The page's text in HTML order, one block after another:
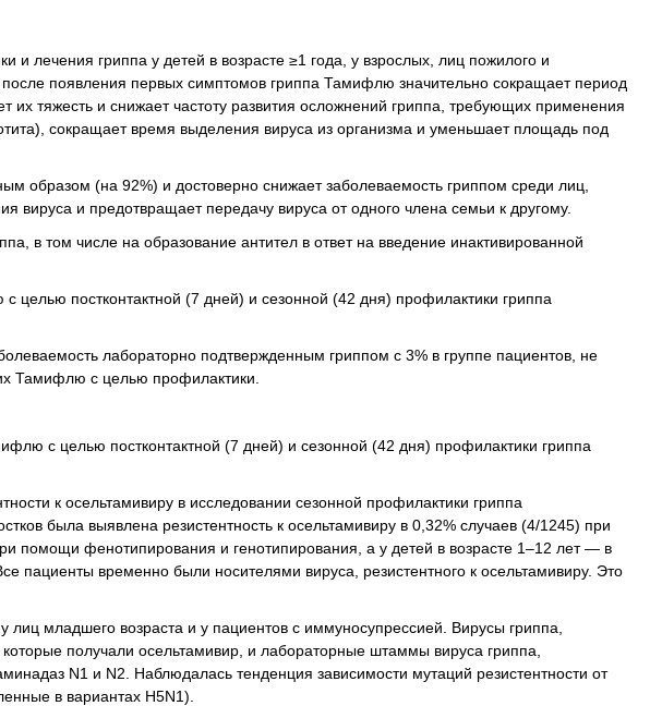
лечения гриппа у детей в возрасте ≥1 года, у взрослых, лиц пожилого и
появления первых симптомов гриппа Тамифлю значительно сокращает период
их тяжесть и снижает частоту развития осложнений гриппа, требующих применения
сокращает время выделения вируса из организма и уменьшает площадь под
(на 92%) и достоверно снижает заболеваемость гриппом среди лиц,
вируса и предотвращает передачу вируса от одного члена семьи к другому.
в том числе на образование антител в ответ на введение инактивированной
постконтактной (7 дней) и сезонной (42 дня) профилактики гриппа
лабораторно подтвержденным гриппом с 3% в группе пациентов, не
Тамифлю с целью профилактики.
с целью постконтактной (7 дней) и сезонной (42 дня) профилактики гриппа
к осельтамивиру в исследовании сезонной профилактики гриппа
была выявлена резистентность к осельтамивиру в 0,32% случаев (4/1245) при
помощи фенотипирования и генотипирования, а у детей в возрасте 1–12 лет — в
пациенты временно были носителями вируса, резистентного к осельтамивиру. Это
лиц младшего возраста и у пациентов с иммуносупрессией. Вирусы гриппа,
получали осельтамивир, и лабораторные штаммы вируса гриппа,
N1 и N2. Наблюдалась тенденция зависимости мутаций резистентности от
в вариантах H5N1).